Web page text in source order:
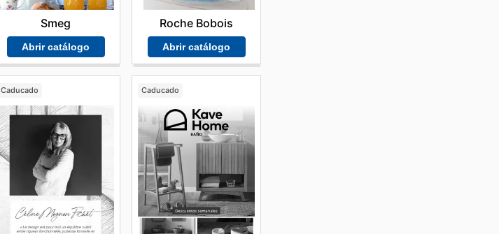
Smeg
Abrir catálogo
Roche Bobois
Abrir catálogo
Caducado Caducado